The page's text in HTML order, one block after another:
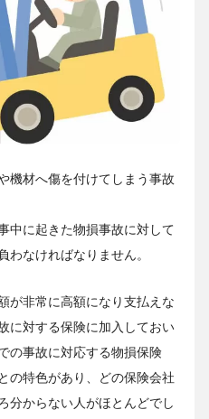
機材へ傷を付けてしまう事故
中に起きた物損事故に対して
わなければなりません。
が非常に高額になり支払えな
に対する保険に加入しておい
の事故に対応する物損保険
の特色があり、どの保険会社
分からない人がほとんどでし